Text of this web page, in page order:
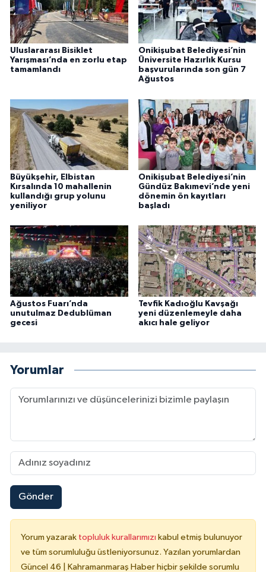
Uluslararası Bisiklet
Yarışması’nda en zorlu etap
tamamlandı
Onikişubat Belediyesi’nin
Üniversite Hazırlık Kursu
başvurularında son gün 7
Ağustos
Büyükşehir, Elbistan
Kırsalında 10 mahallenin
kullandığı grup yolunu
yeniliyor
Onikişubat Belediyesi’nin
Gündüz Bakımevi’nde yeni
dönemin ön kayıtları
başladı
Ağustos Fuarı’nda
unutulmaz Dedublüman
gecesi
Tevfik Kadıoğlu Kavşağı
yeni düzenlemeyle daha
akıcı hale geliyor
Yorumlar
Gönder
Yorum yazarak topluluk kurallarımızı kabul etmiş bulunuyor
ve tüm sorumluluğu üstleniyorsunuz. Yazılan yorumlardan
Güncel 46 | Kahramanmaraş Haber hiçbir şekilde sorumlu